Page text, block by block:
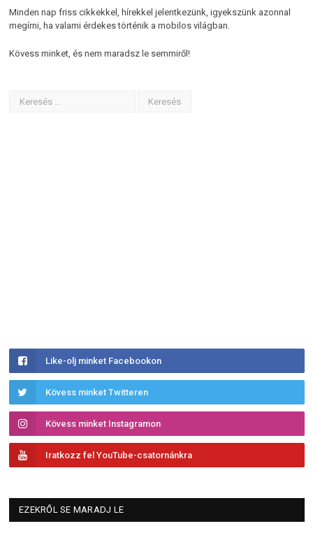
Minden nap friss cikkekkel, hírekkel jelentkezünk, igyekszünk azonnal
megírni, ha valami érdekes történik a mobilos világban.
Kövess minket, és nem maradsz le semmiről!
Like-olj minket Facebookon
Kövess minket Twitteren
Kövess minket Instagramon
Iratkozz fel YouTube-csatornánkra
EZEKRŐL SE MARADJ LE